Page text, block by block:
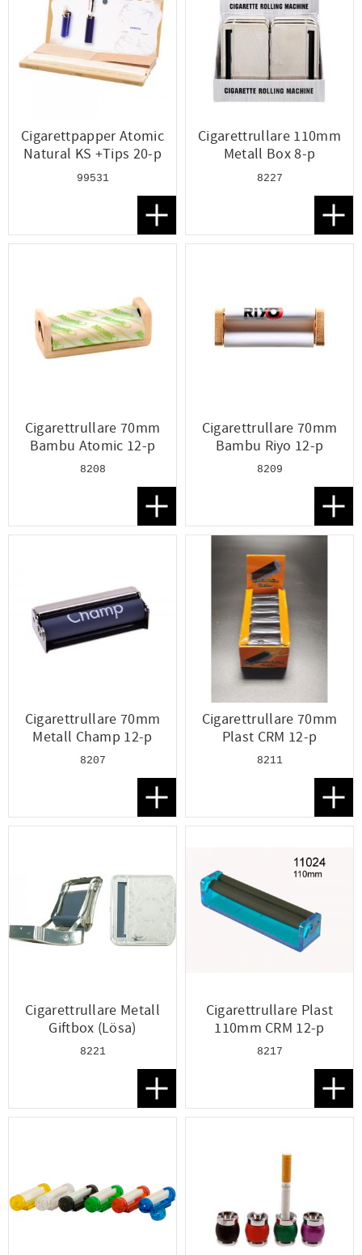
Cigarettpapper Atomic
Natural KS +Tips 20-p
99531
Lägg till i favoriter
Cigarettrullare 110mm
Metall Box 8-p
8227
Cigarettrullare 70mm
Bambu Atomic 12-p
8208
Lägg till i favoriter
Cigarettrullare 70mm
Bambu Riyo 12-p
8209
Cigarettrullare 70mm
Metall Champ 12-p
8207
Lägg till i favoriter
Cigarettrullare 70mm
Plast CRM 12-p
8211
Cigarettrullare Metall
Giftbox (Lösa)
8221
Lägg till i favoriter
Cigarettrullare Plast
110mm CRM 12-p
8217